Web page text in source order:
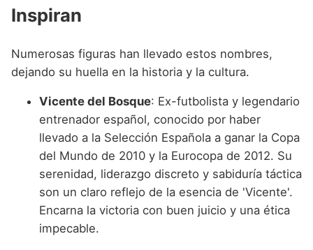
Inspiran
Numerosas figuras han llevado estos nombres,
dejando su huella en la historia y la cultura.
Vicente del Bosque: Ex-futbolista y legendario
entrenador español, conocido por haber
llevado a la Selección Española a ganar la Copa
del Mundo de 2010 y la Eurocopa de 2012. Su
serenidad, liderazgo discreto y sabiduría táctica
son un claro reflejo de la esencia de 'Vicente'.
Encarna la victoria con buen juicio y una ética
impecable.